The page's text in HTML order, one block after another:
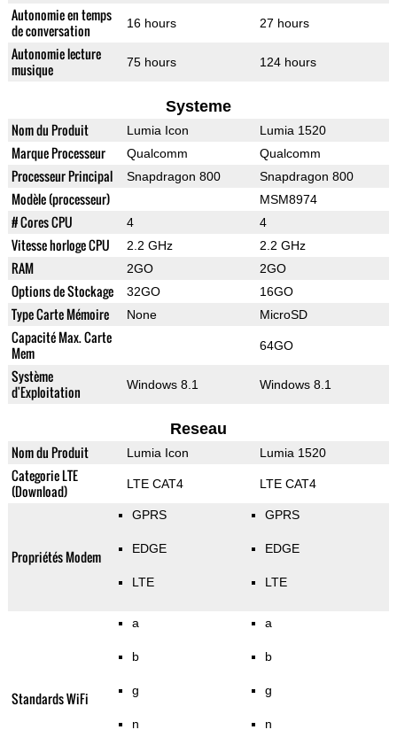
Autonomie en temps
de conversation
16 hours 27 hours
Autonomie lecture
musique
75 hours 124 hours
Systeme
Nom du Produit Lumia Icon Lumia 1520
Marque Processeur Qualcomm Qualcomm
Processeur Principal Snapdragon 800 Snapdragon 800
Modèle (processeur) MSM8974
# Cores CPU 4 4
Vitesse horloge CPU 2.2 GHz 2.2 GHz
RAM 2GO 2GO
Options de Stockage 32GO 16GO
Type Carte Mémoire None MicroSD
Capacité Max. Carte
Mem
64GO
Système
d'Exploitation
Windows 8.1 Windows 8.1
Reseau
Nom du Produit Lumia Icon Lumia 1520
Categorie LTE
(Download)
LTE CAT4 LTE CAT4
Propriétés Modem
GPRS
EDGE
LTE
GPRS
EDGE
LTE
Standards WiFi
a
b
g
n
a
b
g
n